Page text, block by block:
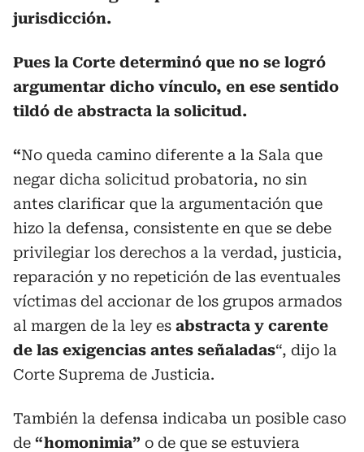
jurisdicción.
Pues la Corte determinó que no se logró
argumentar dicho vínculo, en ese sentido
tildó de abstracta la solicitud.
“No queda camino diferente a la Sala que
negar dicha solicitud probatoria, no sin
antes clarificar que la argumentación que
hizo la defensa, consistente en que se debe
privilegiar los derechos a la verdad, justicia,
reparación y no repetición de las eventuales
víctimas del accionar de los grupos armados
al margen de la ley es abstracta y carente
de las exigencias antes señaladas“, dijo la
Corte Suprema de Justicia.
También la defensa indicaba un posible caso
de “homonimia” o de que se estuviera